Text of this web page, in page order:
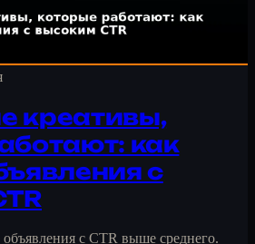
креативы,
как
с
с CTR выше среднего.